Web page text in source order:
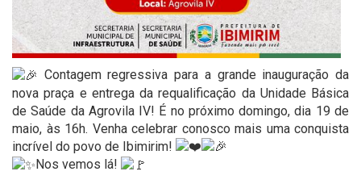
Contagem regressiva para a grande inauguração da
nova praça e entrega da requalificação da Unidade Básica
de Saúde da Agrovila IV! É no próximo domingo, dia 19 de
maio, às 16h. Venha celebrar conosco mais uma conquista
incrível do povo de Ibimirim!
Nos vemos lá!